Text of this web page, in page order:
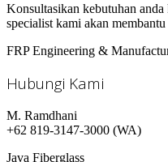
Konsultasikan kebutuhan
specialist kami akan membantu
FRP Engineering &
Hubungi Kami
M. Ramdhani
+62 819-3147-3000 (WA)
Java Fiberglass